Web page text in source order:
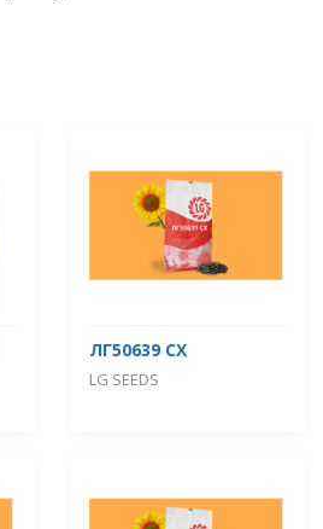
ЛГ50639 СХ
LG SEEDS